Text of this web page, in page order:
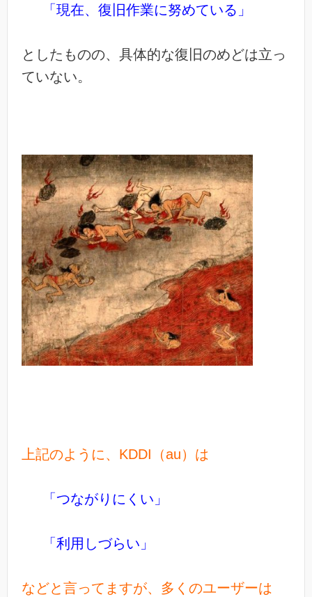
「現在、復旧作業に努めている」
としたものの、具体的な復旧のめどは立っ
ていない。
上記のように、KDDI（au）は
「つながりにくい」
「利用しづらい」
などと言ってますが、多くのユーザーは